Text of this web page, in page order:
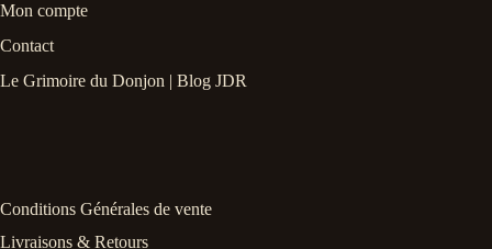
Mon compte
Contact
Le Grimoire du Donjon | Blog JDR
Conditions Générales de vente
Livraisons & Retours